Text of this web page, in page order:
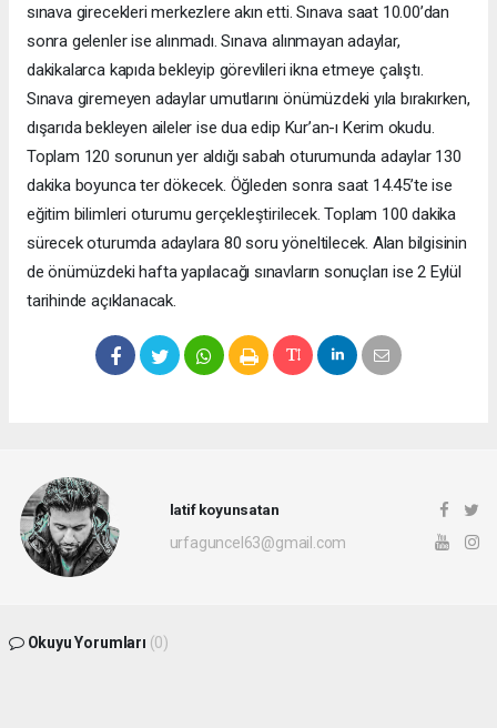
sınava girecekleri merkezlere akın etti. Sınava saat 10.00’dan
sonra gelenler ise alınmadı. Sınava alınmayan adaylar,
dakikalarca kapıda bekleyip görevlileri ikna etmeye çalıştı.
Sınava giremeyen adaylar umutlarını önümüzdeki yıla bırakırken,
dışarıda bekleyen aileler ise dua edip Kur’an-ı Kerim okudu.
Toplam 120 sorunun yer aldığı sabah oturumunda adaylar 130
dakika boyunca ter dökecek. Öğleden sonra saat 14.45’te ise
eğitim bilimleri oturumu gerçekleştirilecek. Toplam 100 dakika
sürecek oturumda adaylara 80 soru yöneltilecek. Alan bilgisinin
de önümüzdeki hafta yapılacağı sınavların sonuçları ise 2 Eylül
tarihinde açıklanacak.
latif koyunsatan
urfaguncel63@gmail.com
Okuyu Yorumları (0)